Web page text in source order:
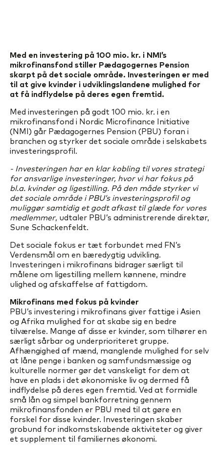
Med en investering på 100 mio. kr. i NMI’s
mikrofinansfond stiller Pædagogernes Pension
skarpt på det sociale område. Investeringen er med
til at give kvinder i udviklingslandene mulighed for
at få indflydelse på deres egen fremtid.
Med investeringen på godt 100 mio. kr. i en
mikrofinansfond i Nordic Microfinance Initiative
(NMI) går Pædagogernes Pension (PBU) foran i
branchen og styrker det sociale område i selskabets
investeringsprofil.
- Investeringen har en klar kobling til vores strategi
for ansvarlige investeringer, hvor vi har fokus på
bl.a. kvinder og ligestilling. På den måde styrker vi
det sociale område i PBU’s investeringsprofil og
muliggør samtidig et godt afkast til glæde for vores
medlemmer, udtaler PBU’s administrerende direktør,
Sune Schackenfeldt.
Det sociale fokus er tæt forbundet med FN’s
Verdensmål om en bæredygtig udvikling.
Investeringen i mikrofinans bidrager særligt til
målene om ligestilling mellem kønnene, mindre
ulighed og afskaffelse af fattigdom.
Mikrofinans med fokus på kvinder
PBU’s investering i mikrofinans giver fattige i Asien
og Afrika mulighed for at skabe sig en bedre
tilværelse. Mange af disse er kvinder, som tilhører en
særligt sårbar og underprioriteret gruppe.
Afhængighed af mænd, manglende mulighed for selv
at låne penge i banken og samfundsmæssige og
kulturelle normer gør det vanskeligt for dem at
have en plads i det økonomiske liv og dermed få
indflydelse på deres egen fremtid. Ved at formidle
små lån og simpel bankforretning gennem
mikrofinansfonden er PBU med til at gøre en
forskel for disse kvinder. Investeringen skaber
grobund for indkomstskabende aktiviteter og giver
et supplement til familiernes økonomi.